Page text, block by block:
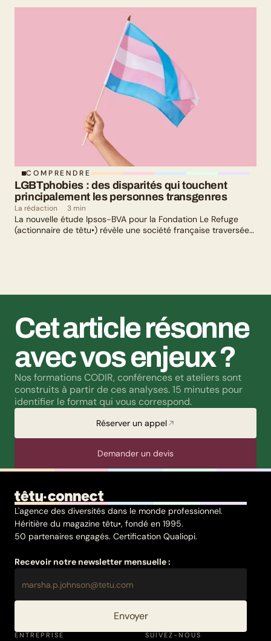
culturelle : il y en a pour tous les goûts !
COMPRENDRE
LGBTphobies : des disparités qui touchent
principalement les personnes transgenres
La rédaction 3 min
La nouvelle étude Ipsos-BVA pour la Fondation Le Refuge
(actionnaire de têtu•) révèle une société française traversée
Cet article résonne
avec vos enjeux ?
Nos formations CODIR, conférences et ateliers sont
construits à partir de ces analyses. 15 minutes pour
identifier le format qui vous correspond.
Réserver un appel
Demander un devis
L'agence des diversités dans le monde professionnel.
Héritière du magazine têtu•, fondé en 1995.
50 partenaires engagés. Certification Qualiopi.
Recevoir notre newsletter mensuelle :
Envoyer
ENTREPRISE SUIVEZ-NOUS